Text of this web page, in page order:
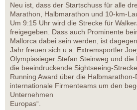
Neu ist, dass der Startschuss für alle
Marathon, Halbmarathon und 10-km-
Um 9:15 Uhr wird die Strecke für
freigegeben. Dass auch Prominente
Mallorca dabei sein werden, ist
Jahr freuen sich u.a. Extremsportler
Olympiasieger Stefan Steinweg und
die beeindruckende Sightseeing-
Running Award über die
internationale Firmenteams um den
Unternehmen
Europas“.